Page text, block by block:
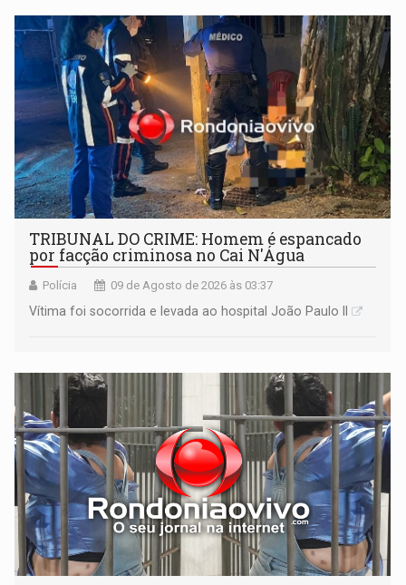
TRIBUNAL DO CRIME: Homem é espancado
por facção criminosa no Cai N'Água
Polícia 09 de Agosto de 2026 às 03:37
Vítima foi socorrida e levada ao hospital João Paulo II